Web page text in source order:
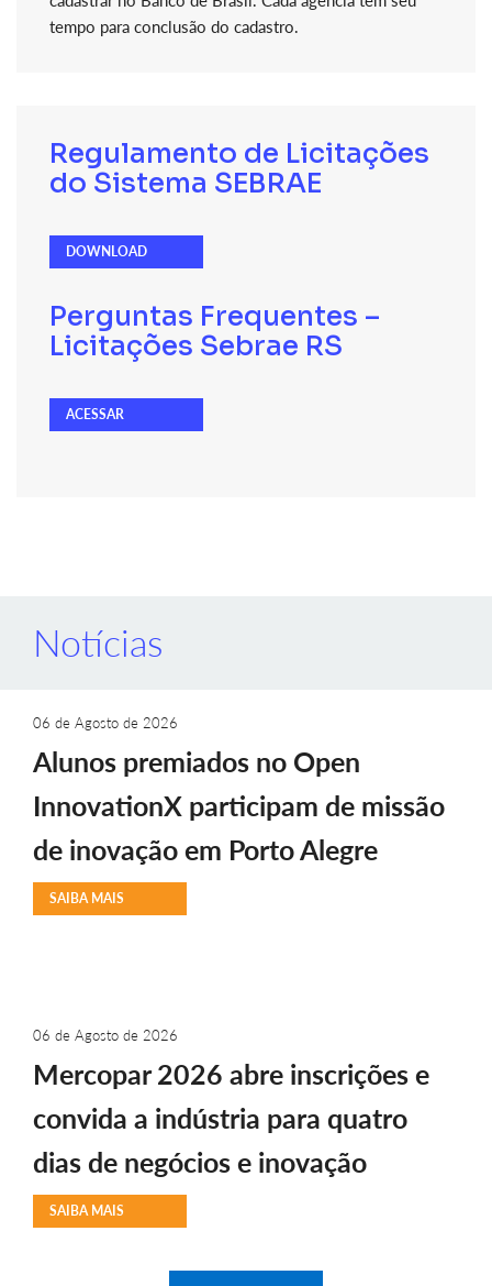
tempo para conclusão do cadastro.
Regulamento de Licitações
do Sistema SEBRAE
DOWNLOAD
Perguntas Frequentes –
Licitações Sebrae RS
ACESSAR
Notícias
06 de Agosto de 2026
Alunos premiados no Open
InnovationX participam de missão
de inovação em Porto Alegre
SAIBA MAIS
06 de Agosto de 2026
Mercopar 2026 abre inscrições e
convida a indústria para quatro
dias de negócios e inovação
SAIBA MAIS